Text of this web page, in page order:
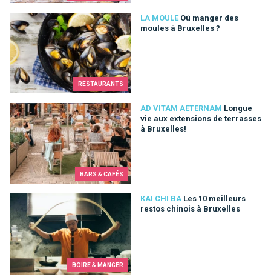
RESTAURANTS
LA MOULE Où manger des
moules à Bruxelles ?
Où manger des moules à Bruxelles ?
BARS & CAFÉS
AD VITAM AETERNAM Longue
vie aux extensions de terrasses
à Bruxelles!
Longue vie aux extensions de terrasses à Bruxelles!
BOIRE & MANGER
KAI CHI BA Les 10 meilleurs
restos chinois à Bruxelles
Les 10 meilleurs restos chinois à Bruxelles